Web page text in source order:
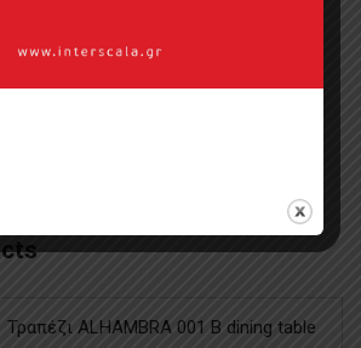
,Ταπετσαρίες Τοίχου
Τοίχου,Υφάσματα Για
Τραπέζι ALHAMBRA 001 B dining table